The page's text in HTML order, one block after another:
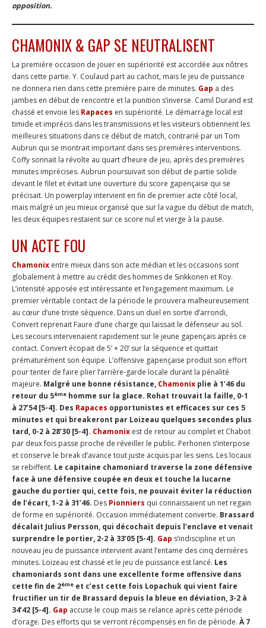
opposition.
CHAMONIX & GAP SE NEUTRALISENT
La première occasion de jouer en supériorité est accordée aux nôtres
dans cette partie. Y. Coulaud part au cachot, mais le jeu de puissance
ne donnera rien dans cette première paire de minutes. Gap a des
jambes en début de rencontre et la punition s’inverse. Camil Durand est
chassé et envoie les Rapaces en supériorité. Le démarrage local est
timide et imprécis dans les transmissions et les visiteurs obtiennent les
meilleures situations dans ce début de match, contrarié par un Tom
Aubrun qui se montrait important dans ses premières interventions.
Coffy sonnait la révolte au quart d’heure de jeu, après des premières
minutes imprécises. Aubrun poursuivait son début de partie solide
devant le filet et évitait une ouverture du score gapençaise qui se
précisait. Un powerplay intervient en fin de premier acte côté local,
mais malgré un jeu mieux organisé que sur la vague du début de match,
les deux équipes restaient sur ce score nul et vierge à la pause.
UN ACTE FOU
Chamonix entre mieux dans son acte médian et les occasions sont
globalement à mettre au crédit des hommes de Sinkkonen et Roy.
L’intensité apposée est intéressante et l’engagement maximum. Le
premier véritable contact de la période le prouvera malheureusement
au cœur d’une triste séquence. Dans un duel en sortie d’arrondi,
Convert reprenait Faure d’une charge qui laissait le défenseur au sol.
Les secours intervenaient rapidement sur le jeune gapençais après ce
contact. Convert écopait de 5’ + 20’ sur la séquence et quittait
prématurément son équipe. L’offensive gapençaise produit son effort
pour tenter de faire plier l’arrière-garde locale durant la pénalité
majeure. Malgré une bonne résistance, Chamonix plie à 1’46 du
retour du 5ème homme sur la glace. Rohat trouvait la faille, 0-1
à 27’54 [5-4]. Des Rapaces opportunistes et efficaces sur ces 5
minutes et qui breakeront par Loizeau quelques secondes plus
tard, 0-2 à 28’30 [5-4]. Chamonix est de retour au complet et Chabot
par deux fois passe proche de réveiller le public. Perhonen s’interpose
et conserve le break d’avance tout juste acquis par les siens. Les locaux
se rebiffent. Le capitaine chamoniard traverse la zone défensive
face à une défensive coupée en deux et touche la lucarne
gauche du portier qui, cette fois, ne pouvait éviter la réduction
de l’écart, 1-2 à 31’46. Des Pionniers qui connaissaient un net regain
de forme en supériorité. Occasion immédiatement convertie. Brassard
décalait Julius Persson, qui décochait depuis l’enclave et venait
surprendre le portier, 2-2 à 33’05 [5-4]. Gap s’indiscipline et un
nouveau jeu de puissance intervient avant l’entame des cinq dernières
minutes. Loizeau est chassé et le jeu de puissance est lancé. Les
chamoniards sont dans une excellente forme offensive dans
cette fin de 2ème et c’est cette fois Lopachuk qui vient faire
fructifier un tir de Brassard depuis la bleue en déviation, 3-2 à
34’42 [5-4]. Gap accuse le coup mais se relance après cette période
d’orage. Des efforts qui se verront récompensés en fin de période. À 7